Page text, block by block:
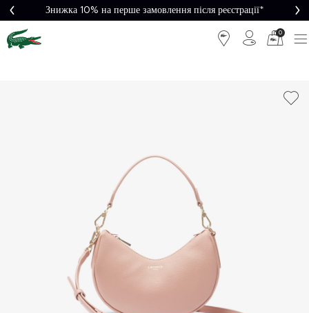
Знижка 10% на перше замовлення після реєстрації*
0
Безкоштовна
доставка від
5000₴*